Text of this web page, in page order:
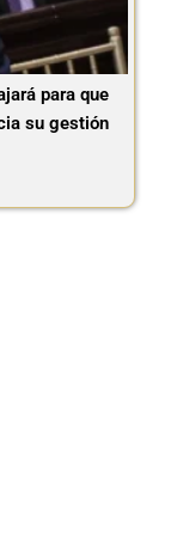
para que
su gestión